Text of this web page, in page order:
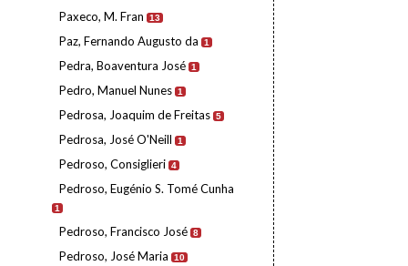
Paxeco, M. Fran 13
Paz, Fernando Augusto da 1
Pedra, Boaventura José 1
Pedro, Manuel Nunes 1
Pedrosa, Joaquim de Freitas 5
Pedrosa, José O'Neill 1
Pedroso, Consiglieri 4
Pedroso, Eugénio S. Tomé Cunha
1
Pedroso, Francisco José 8
Pedroso, José Maria 10